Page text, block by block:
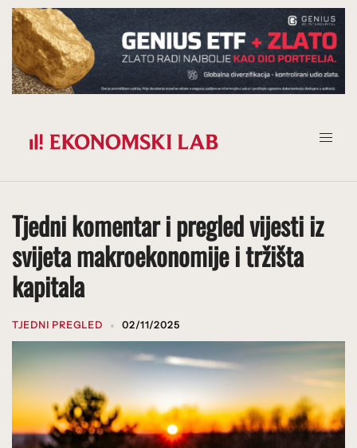
Prijeđi
na
sadržaj
Tjedni komentar i pregled vijesti iz
svijeta makroekonomije i tržišta
kapitala
TJEDNI PREGLED 02/11/2025